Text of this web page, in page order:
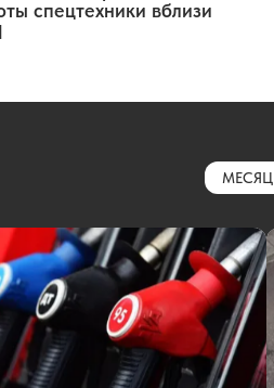
спецтехники вблизи
МЕСЯЦ